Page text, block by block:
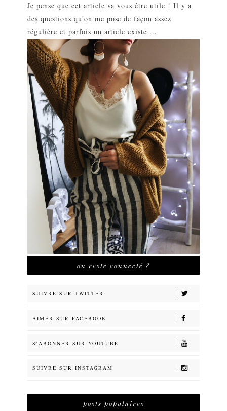
Je pense que cet article va vous être utile ! Il y a
des questions qu'on me pose de façon assez
régulière et parfois un article existe ...
on reste connecté ?
SUIVRE SUR TWITTER
AIMER SUR FACEBOOK
S'ABONNER SUR YOUTUBE
SUIVRE SUR INSTAGRAM
posts populaires